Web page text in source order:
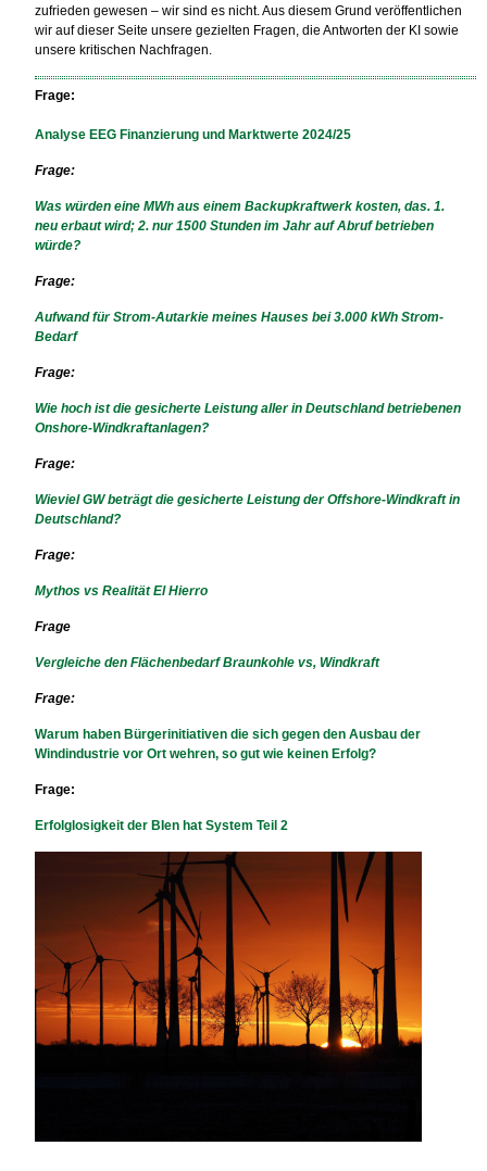
zufrieden gewesen – wir sind es nicht. Aus diesem Grund veröffentlichen
wir auf dieser Seite unsere gezielten Fragen, die Antworten der KI sowie
unsere kritischen Nachfragen.
Frage:
Analyse EEG Finanzierung und Marktwerte 2024/25
Frage:
Was würden eine MWh aus einem Backupkraftwerk kosten, das. 1.
neu erbaut wird; 2. nur 1500 Stunden im Jahr auf Abruf betrieben
würde?
Frage:
Aufwand für Strom-Autarkie meines Hauses bei 3.000 kWh Strom-
Bedarf
Frage:
Wie hoch ist die gesicherte Leistung aller in Deutschland betriebenen
Onshore-Windkraftanlagen?
Frage:
Wieviel GW beträgt die gesicherte Leistung der Offshore-Windkraft in
Deutschland?
Frage:
Mythos vs Realität El Hierro
Frage
Vergleiche den Flächenbedarf Braunkohle vs, Windkraft
Frage:
Warum haben Bürgerinitiativen die sich gegen den Ausbau der
Windindustrie vor Ort wehren, so gut wie keinen Erfolg?
Frage:
Erfolglosigkeit der BIen hat System Teil 2